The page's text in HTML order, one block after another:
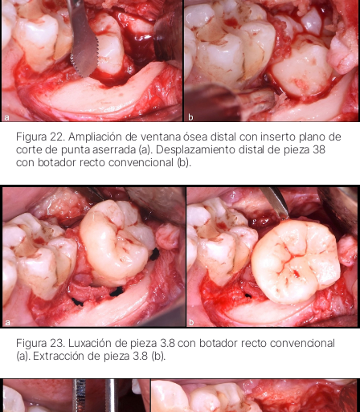
Figura 22. Ampliación de ventana ósea distal con inserto plano de
corte de punta aserrada (a). Desplazamiento distal de pieza 38
con botador recto convencional (b).
Figura 23. Luxación de pieza 3.8 con botador recto convencional
(a). Extracción de pieza 3.8 (b).